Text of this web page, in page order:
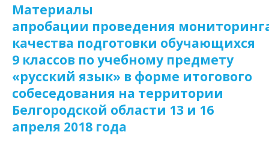
Материалы
апробации проведения
качества подготовки обучающихся
9 классов по учебному предмету
«русский язык» в форме итогового
собеседования на территории
Белгородской области 13 и 16
апреля 2018 года